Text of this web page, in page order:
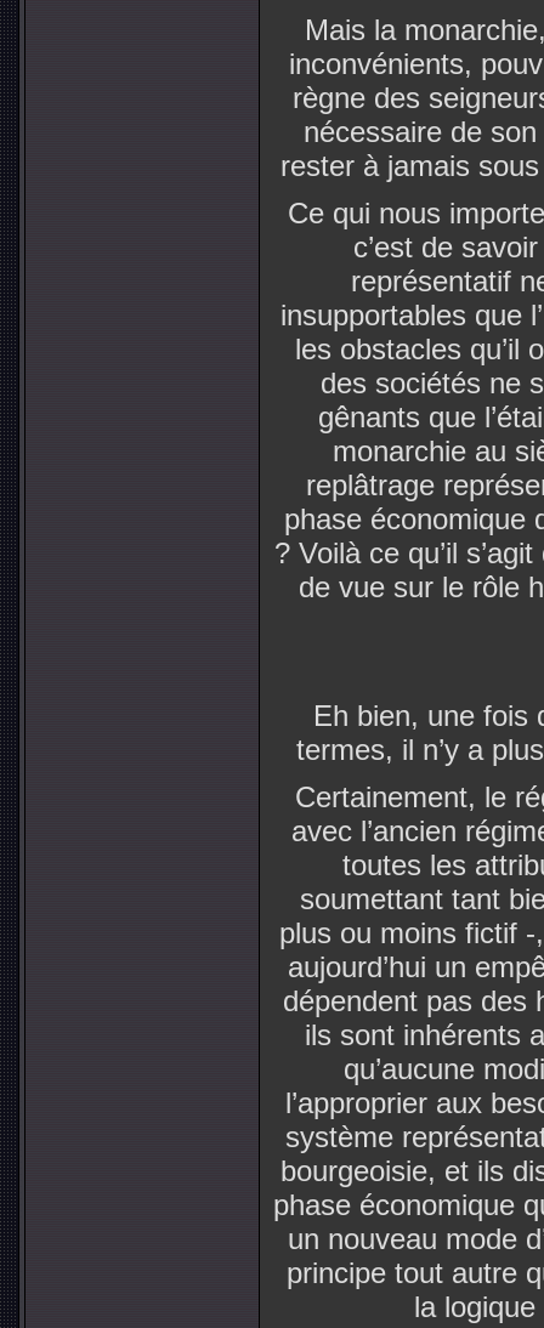
Mais la
inconvénients,
règne des
nécessaire de
rester à jamais
Ce qui nous
c’est de
représentatif
insupportables que
les obstacles qu’il
des sociétés ne
gênants que
monarchie au
replâtrage
phase économique
? Voilà ce qu’il
de vue sur le rôle
Eh bien, une fois
termes, il n’y a
Certainement, le
avec l’ancien
toutes les
soumettant tant
plus ou moins fictif
aujourd’hui un
dépendent pas des
ils sont inhérents
qu’aucune
l’approprier aux
système
bourgeoisie, et ils
phase économique
un nouveau mode
principe tout autre
la logique